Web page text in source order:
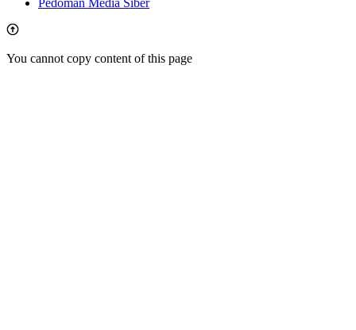
You cannot copy content of this page